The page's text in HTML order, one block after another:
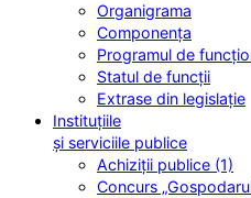
Organigrama
Componența
Programul de
Statul de funcții
Extrase din legislație
Instituțiile
și serviciile publice
Achiziții publice (1)
Concurs